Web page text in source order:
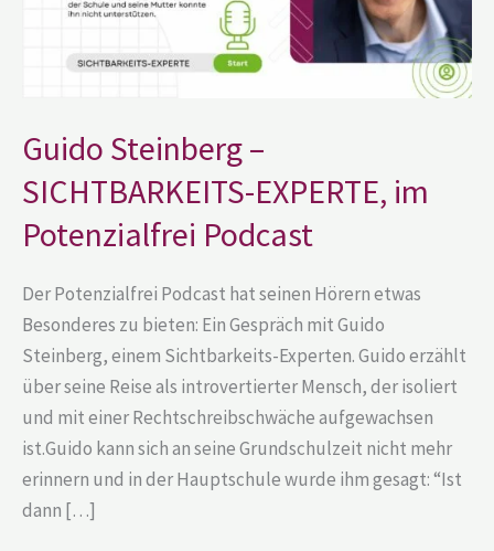
Guido Steinberg –
SICHTBARKEITS-EXPERTE, im
Potenzialfrei Podcast
Der Potenzialfrei Podcast hat seinen Hörern etwas
Besonderes zu bieten: Ein Gespräch mit Guido
Steinberg, einem Sichtbarkeits-Experten. Guido erzählt
über seine Reise als introvertierter Mensch, der isoliert
und mit einer Rechtschreibschwäche aufgewachsen
ist.Guido kann sich an seine Grundschulzeit nicht mehr
erinnern und in der Hauptschule wurde ihm gesagt: “Ist
dann […]